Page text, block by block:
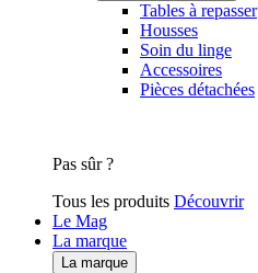
Tables à repasser
Housses
Soin du linge
Accessoires
Pièces détachées
Pas sûr ?
Tous les produits Découvrir
Le Mag
La marque
La marque